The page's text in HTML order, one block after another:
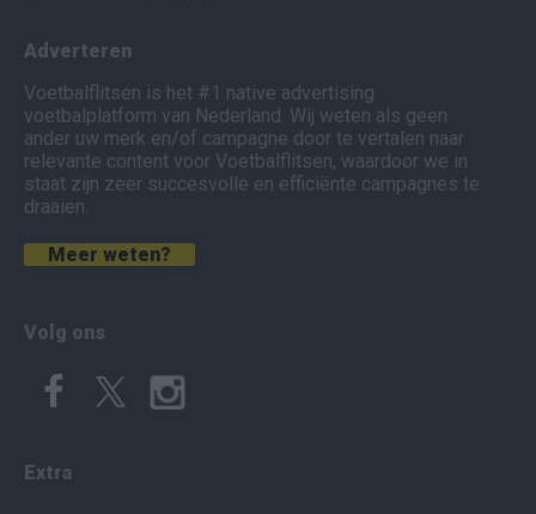
Adverteren
Voetbalflitsen is het #1 native advertising
voetbalplatform van Nederland. Wij weten als geen
ander uw merk en/of campagne door te vertalen naar
relevante content voor Voetbalflitsen, waardoor we in
staat zijn zeer succesvolle en efficiënte campagnes te
draaien.
Meer weten?
Volg ons
Extra